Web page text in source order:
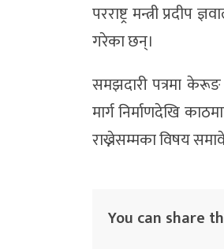
परराष्ट्र मन्त्री
गरेका छन्।
समझदारी पत्रमा केरूङ
मार्ग निर्माणदेखि
राख्नेसम्मका विषय
You can share